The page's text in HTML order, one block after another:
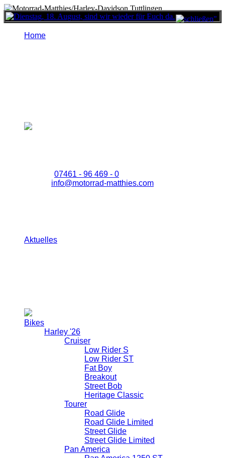
Menu
Home
07461 - 96 469 - 0
info@motorrad-matthies.com
Aktuelles
Bikes
Harley '26
Cruiser
Low Rider S
Low Rider ST
Fat Boy
Breakout
Street Bob
Heritage Classic
Tourer
Road Glide
Road Glide Limited
Street Glide
Street Glide Limited
Pan America